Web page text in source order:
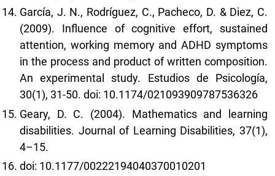
García, J. N., Rodríguez, C., Pacheco, D. & Diez, C.
(2009). Influence of cognitive effort, sustained
attention, working memory and ADHD symptoms
in the process and product of written composition.
An experimental study. Estudios de Psicología,
30(1), 31-50. doi: 10.1174/021093909787536326
Geary, D. C. (2004). Mathematics and learning
disabilities. Journal of Learning Disabilities, 37(1),
4–15.
doi: 10.1177/00222194040370010201